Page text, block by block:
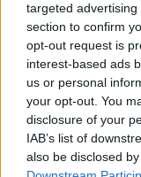
targeted
section to confirm
opt-out request is
interest-based ads
us or personal
your opt-out. You
disclosure of your
IAB’s list of
also be disclosed
Αγωνιστικά
Η επιστροφή
μεσαία γραμμή,
αναμένεται να
λειτουργία.